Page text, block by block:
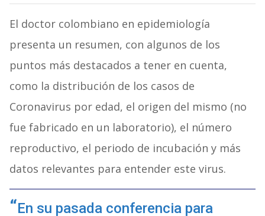
El doctor colombiano en epidemiología
presenta un resumen, con algunos de los
puntos más destacados a tener en cuenta,
como la distribución de los casos de
Coronavirus por edad, el origen del mismo (no
fue fabricado en un laboratorio), el número
reproductivo, el periodo de incubación y más
datos relevantes para entender este virus.
En su pasada conferencia para